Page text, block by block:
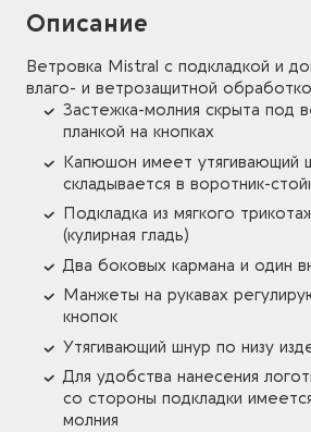
Описание
Ветровка Mistral с подкладкой и
влаго- и ветрозащитной
Застежка-молния скрыта под
планкой на кнопках
Капюшон имеет утягивающий
складывается в воротник-
Подкладка из мягкого
(кулирная гладь)
Два боковых кармана и один
Манжеты на рукавах
кнопок
Утягивающий шнур по низу
Для удобства нанесения
со стороны подкладки
молния